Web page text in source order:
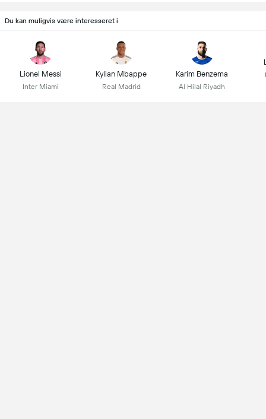
Du kan muligvis være interesseret i
Lionel Messi
Inter Miami
Kylian Mbappe
Real Madrid
Karim Benzema
Al Hilal Riyadh